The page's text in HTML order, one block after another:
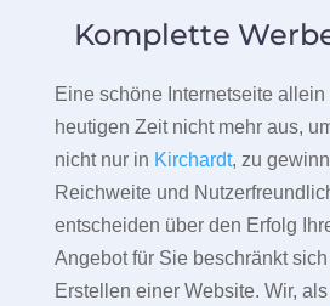
Komplette
Eine schöne Internetseite
heutigen Zeit nicht mehr aus,
nicht nur in Kirchardt, zu
Reichweite und
entscheiden über den Erfolg
Angebot für Sie beschränkt
Erstellen einer Website. Wir, als